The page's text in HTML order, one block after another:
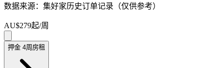
数据来源：集好家历史订单记录（仅供参考）
AU$279起/周
押金 4周房租